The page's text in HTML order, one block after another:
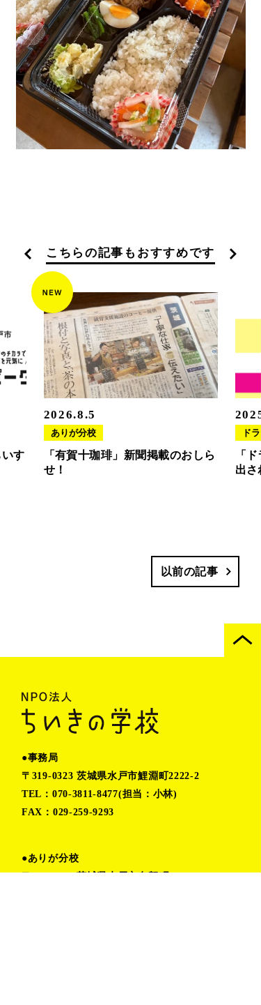
こちらの記事もおすすめです
す
2026.8.5
ありが分校
「有賀十珈琲」新聞掲載のおしら
せ！
ドラ
「
出さ
以前の記事
●事務局
〒319-0323 茨城県水戸市鯉淵町2222-2
TEL：070-3811-8477(担当：小林)
FAX：029-259-9293
●ありが分校
〒319-0304 茨城県水戸市有賀町1021-1